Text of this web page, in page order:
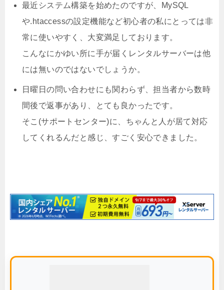
最近システム構築を始めたのですが、MySQL
や.htaccessの設定機能など初心者の私にとっては非
常に使いやすく、大変満足しております。
こんなにかゆい所に手が届くレンタルサーバーは他
には無いのではないでしょうか。
日曜日の問い合わせにも関わらず、担当者から数時
間後で返事があり、とても良かったです。
そこ(サポートセンター)に、ちゃんと人が居て対応
してくれるんだと感じ、すごく安心できました。